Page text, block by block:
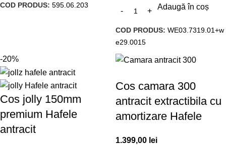
COD PRODUS: 595.06.203
Adaugă în coș
COD PRODUS: WE03.7319.01+w
e29.0015
-20%
Cos jolly 150mm
premium Hafele
antracit
Cos camara 300
antracit extractibila cu
amortizare Hafele
1.399,00 lei